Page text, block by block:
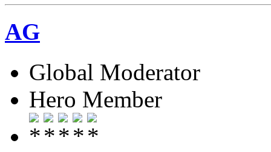
AG
Global Moderator
Hero Member